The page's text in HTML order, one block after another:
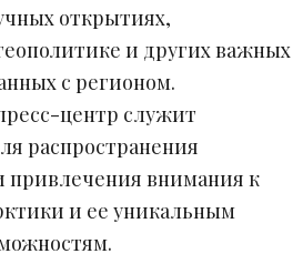
открытиях,
и других важных
с регионом.
центр служит
распространения
внимания к
и ее уникальным